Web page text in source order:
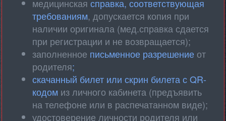
медицинская справка, соответствующая
требованиям, допускается копия при
наличии оригинала (мед.справка сдается
при регистрации и не возвращается);
заполненное письменное разрешение от
родителя;
скачанный билет или скрин билета с QR-
кодом из личного кабинета (предъявить
на телефоне или в распечатанном виде);
удостоверение личности родителя или